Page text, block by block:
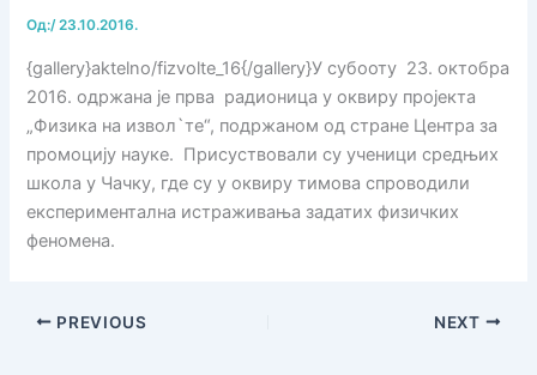
Од:/23.10.2016.
{gallery}aktelno/fizvolte_16{/gallery}У субооту 23. октобра
2016. одржана је прва радионица у оквиру пројекта
„Физика на извол`те“, подржаном од стране Центра за
промоцију науке. Присуствовали су ученици средњих
школа у Чачку, где су у оквиру тимова спроводили
експериментална истраживања задатих физичких
феномена.
PREVIOUS NEXT